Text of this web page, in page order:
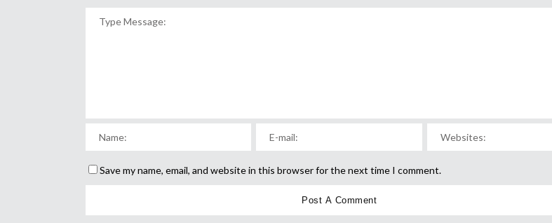
Save my name, email, and website in this browser for the next time I comment.